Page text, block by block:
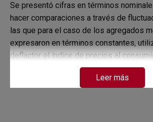
Se presentó cifras en términos
hacer comparaciones a través de
las que para el caso de los agregados
expresaron en términos constantes,
deflactorel índice de precios al
base diciembre de 1998=100.
Leer más